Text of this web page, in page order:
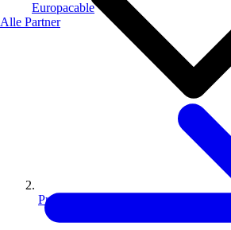
Europacable
Alle Partner
Produkte